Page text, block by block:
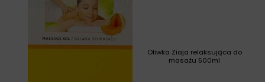
Oliwka Ziaja relaksująca do
masażu 500ml